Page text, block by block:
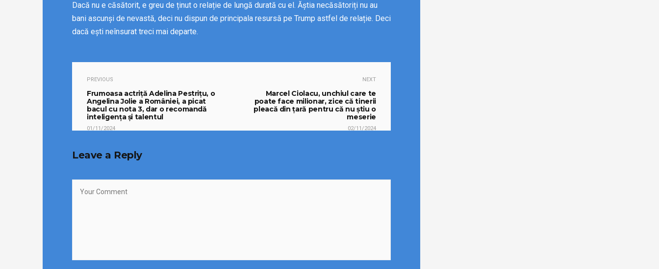
Dacă nu e căsătorit, e greu de ținut o relație de lungă durată cu el. Ăștia necăsătoriți nu au
bani ascunși de nevastă, deci nu dispun de principala resursă pe Trump astfel de relație. Deci
dacă ești neînsurat treci mai departe.
PREVIOUS
Frumoasa actriță Adelina Pestrițu, o
Angelina Jolie a României, a picat
bacul cu nota 3, dar o recomandă
inteligența și talentul
01/11/2024
NEXT
Marcel Ciolacu, unchiul care te
poate face milionar, zice că tinerii
pleacă din țară pentru că nu știu o
meserie
02/11/2024
Leave a Reply